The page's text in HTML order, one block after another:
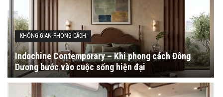
KHÔNG GIAN PHONG CÁCH
Indochine Contemporary – Khi phong cách Đông
Dương bước vào cuộc sống hiện đại